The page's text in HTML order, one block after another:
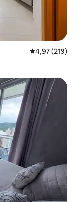
Évaluation
4,97 (219)